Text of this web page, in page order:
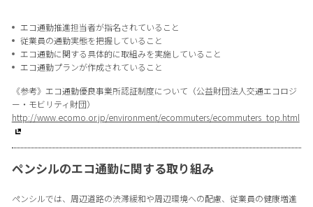
エコ通勤推進担当者が指名されていること
従業員の通勤実態を把握していること
エコ通勤に関する具体的に取組みを実施していること
エコ通勤プランが作成されていること
《参考》エコ通勤優良事業所認証制度について（公益財団法人交通エコロジ
ー・モビリティ財団）
http://www.ecomo.or.jp/environment/ecommuters/ecommuters_top.html
ペンシルのエコ通勤に関する取り組み
ペンシルでは、周辺道路の渋滞緩和や周辺環境への配慮、従業員の健康増進